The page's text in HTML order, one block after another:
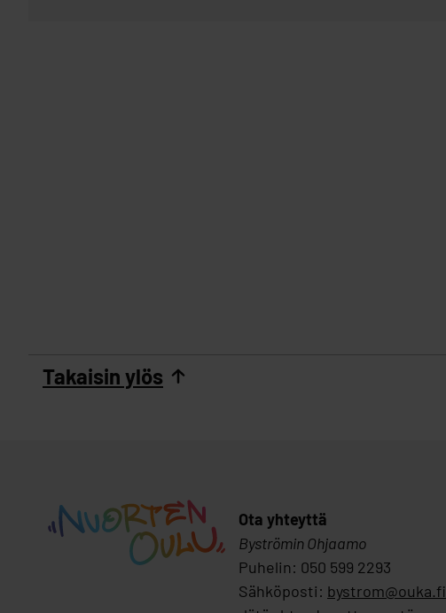
Takaisin ylös
Ota yhteyttä
Byströmin Ohjaamo
Puhelin: 050 599 2293
Sähköposti: bystrom@ouka.fi